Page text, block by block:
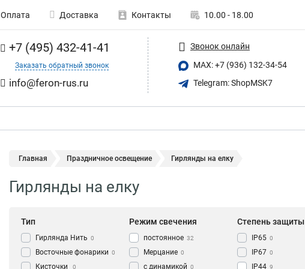
Оплата Доставка Контакты 10.00 - 18.00
+7 (495) 432-41-41
Заказать обратный звонок
info@feron-rus.ru
Звонок онлайн
MAX: +7 (936) 132-34-54
Telegram: ShopMSK7
Главная Праздничное освещение Гирлянды на елку
Гирлянды на елку
Тип
Гирлянда Нить 0
Восточные фонарики 0
Кисточки 0
Режим свечения
постоянное 32
Мерцание 0
с динамикой 0
Степень защиты
IP65 0
IP67 0
IP44 9